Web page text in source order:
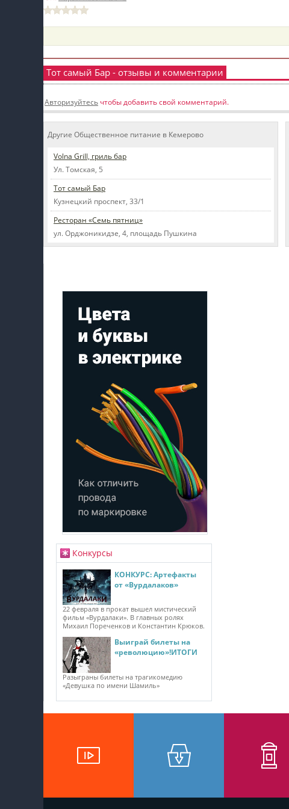
пїЅпїЅпїЅ
пїЅпїЅпїЅ
пїЅпїЅпїЅпїЅпїЅпїЅпїЅпїЅпїЅ
пїЅпїЅпїЅ пїЅпїЅпїЅпїЅпїЅ
пїЅпїЅпїЅпїЅпїЅпїЅпїЅпїЅпїЅпїЅ
Тот самый Бар - отзывы и комментарии
Авторизуйтесь чтобы добавить свой комментарий.
Другие Общественное питание в Кемерово
Volna Grill, гриль бар
Ул. Томская, 5
Тот самый Бар
Кузнецкий проспект, 33/1
Ресторан «Семь пятниц»
ул. Орджоникидзе, 4, площадь Пушкина
Конкурсы
КОНКУРС: Артефакты
от «Вурдалаков»
22 февраля в прокат вышел мистический
фильм «Вурдалаки». В главных ролях
Михаил Пореченков и Константин Крюков.
Выиграй билеты на
«революцию»!ИТОГИ
Разыграны билеты на трагикомедию
«Девушка по имени Шамиль»